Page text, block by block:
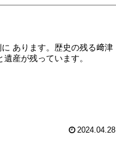
あります。歴史の残る﨑津
産が残っています。
2024.04.28